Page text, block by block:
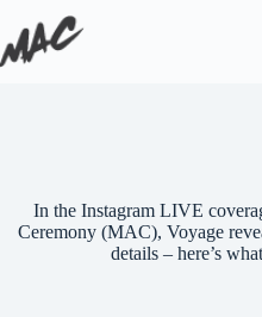
In the Instagram LIVE
Ceremony (MAC), Voyage
details – here’s